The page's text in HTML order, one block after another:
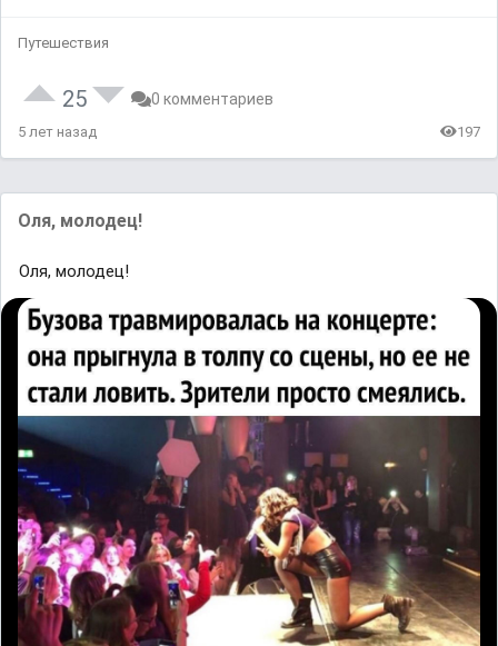
Путешествия
25 0 комментариев
5 лет назад 197
Оля, молодец!
Оля, молодец!